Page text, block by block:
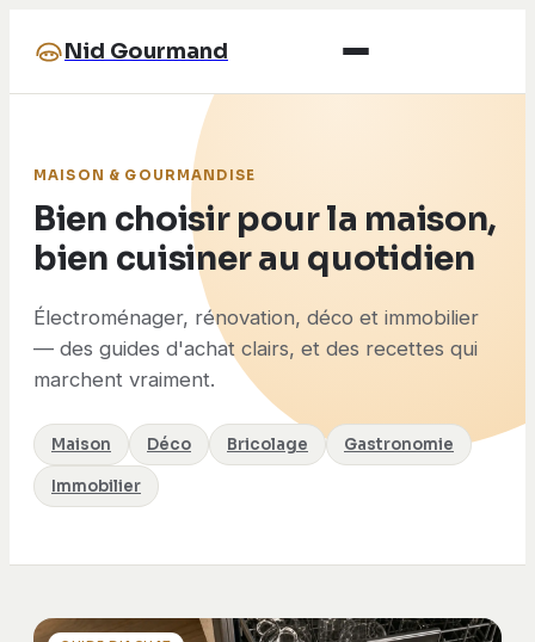
Nid Gourmand
MAISON & GOURMANDISE
Bien choisir pour la maison,
bien cuisiner au quotidien
Électroménager, rénovation, déco et immobilier
— des guides d'achat clairs, et des recettes qui
marchent vraiment.
Maison Déco Bricolage Gastronomie
Immobilier